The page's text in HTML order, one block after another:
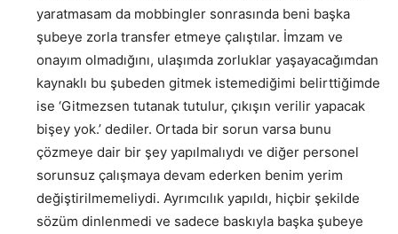
yaratmasam da mobbingler sonrasında beni başka
şubeye zorla transfer etmeye çalıştılar. İmzam ve
onayım olmadığını, ulaşımda zorluklar yaşayacağımdan
kaynaklı bu şubeden gitmek istemediğimi belirttiğimde
ise ‘Gitmezsen tutanak tutulur, çıkışın verilir yapacak
bişey yok.’ dediler. Ortada bir sorun varsa bunu
çözmeye dair bir şey yapılmalıydı ve diğer personel
sorunsuz çalışmaya devam ederken benim yerim
değiştirilmemeliydi. Ayrımcılık yapıldı, hiçbir şekilde
sözüm dinlenmedi ve sadece baskıyla başka şubeye